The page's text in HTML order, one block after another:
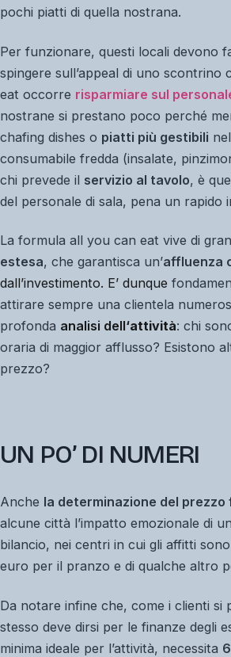
pochi piatti di quella nostrana.
Per funzionare, questi locali devono
spingere sull’appeal di uno
eat occorre risparmiare sul
nostrane si prestano poco perché
chafing dishes o piatti più gestibili
consumabile fredda (insalate,
chi prevede il servizio al tavolo, è
del personale di sala, pena un rapido
La formula all you can eat vive di
estesa, che garantisca un’affluenza
dall’investimento. E’ dunque
attirare sempre una clientela
profonda analisi dell‘attività: chi
oraria di maggior afflusso? Esistono
prezzo?
UN PO’ DI NUMERI
Anche la determinazione del
alcune città l’impatto emozionale di
bilancio, nei centri in cui gli affitti
euro per il pranzo e di qualche altro
Da notare infine che, come i clienti si
stesso deve dirsi per le finanze degli
minima ideale per l’attività, necessita